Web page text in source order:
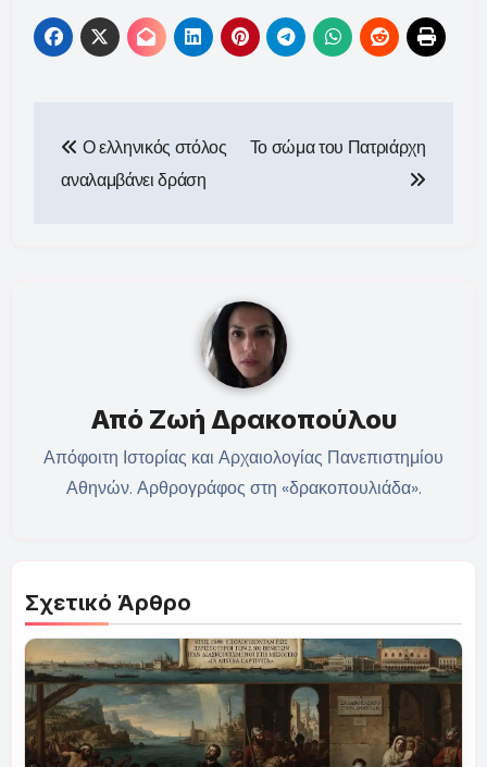
άρθρων
Ο ελληνικός στόλος
αναλαμβάνει δράση
Το σώμα του Πατριάρχη
Από Ζωή Δρακοπούλου
Απόφοιτη Ιστορίας και Αρχαιολογίας Πανεπιστημίου
Αθηνών. Αρθρογράφος στη «δρακοπουλιάδα».
Σχετικό Άρθρο